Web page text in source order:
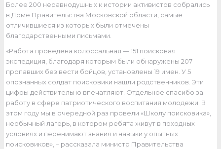
Более 200 неравнодушных к истории активистов собрались
в Доме Правительства Московской области, самые
отличившиеся из которых были отмечены
благодарственными письмами.
«Работа проведена колоссальная — 151 поисковая
экспедиция, благодаря которым были обнаружены 207
пропавших без вести бойцов, установлены 19 имен. У 5
опознанных солдат поисковики нашли родственников. Эти
цифры действительно впечатляют. Отдельное спасибо за
работу в сфере патриотического воспитания молодежи. В
этом году мы в очередной раз провели «Школу поисковика»,
необычный лагерь, в котором ребята живут в походных
условиях и перенимают знания и навыки у опытных
поисковиков», – рассказала министр Правительства